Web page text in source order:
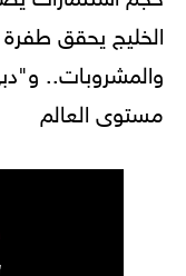
الخليج يحقق
والمشروبات..
مستوى العالم